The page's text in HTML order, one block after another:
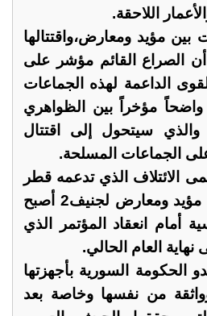
اللاحقة.
بين مؤيد ومعارض،واقتتالها
أن الصراع القائم مؤشر على
الداعمة لهذه الجماعات
واضحاً مؤخراً بين الظواهري
والذي سيتحول إلى اقتتال
الجماعات المسلحة.
الائتلاف الذي تدعمه قطر
وتركيا والسعودية،بين مؤيد ومعارض لجنيف2 أصبح
أمام انعقاد المؤتمر الذي
نهاية العام الحالي.
الحكومة السورية بأجهزتها
من نفسها وخاصة بعد